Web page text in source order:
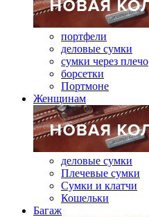
портфели
деловые сумки
сумки через плечо
борсетки
Портмоне
Женщинам
деловые сумки
Плечевые сумки
Сумки и клатчи
Кошельки
Багаж